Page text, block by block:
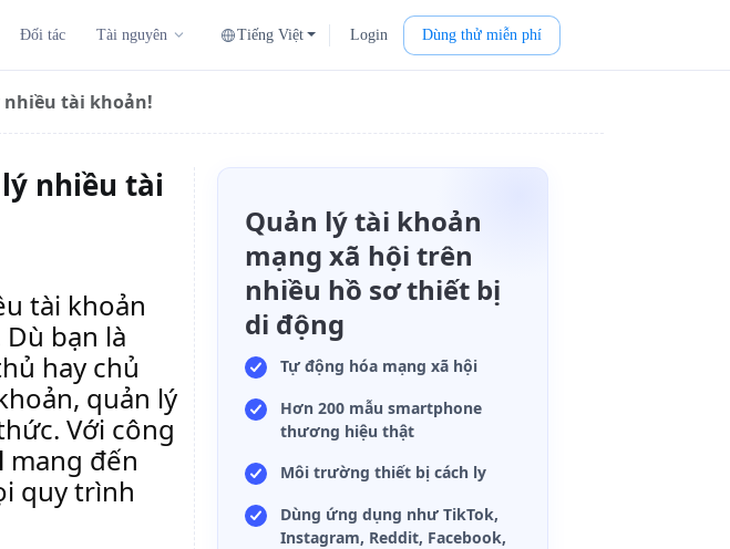
Đối tác Tài nguyên Tiếng Việt Login Dùng thử miễn phí
nhiều tài khoản!
nhiều tài
tài khoản
bạn là
hay chủ
quản lý
Với công
mang đến
quy trình
Quản lý tài khoản
mạng xã hội trên
nhiều hồ sơ thiết bị
di động
Tự động hóa mạng xã hội
Hơn 200 mẫu smartphone
thương hiệu thật
Môi trường thiết bị cách ly
Dùng ứng dụng như TikTok,
Instagram, Reddit, Facebook,